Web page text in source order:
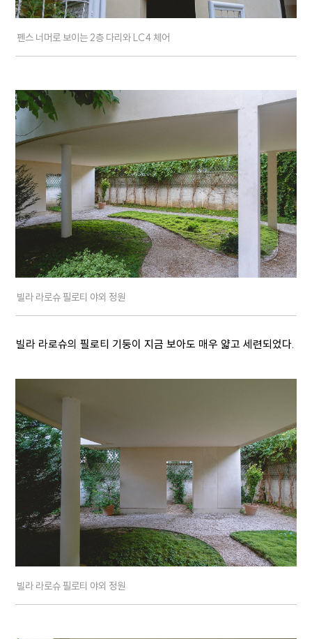
펜스 너머로 보이는 2층 다리와 LC4 체어
빌라 라로슈 필로티 야외 정원
빌라 라로슈의 필로티 기둥이 지금 보아도 매우 얇고 세련되었다.
빌라 라로슈 필로티 야외 정원